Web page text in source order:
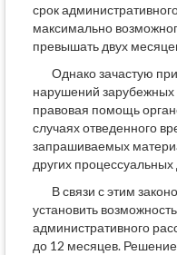
срок
максимально
превышать двух
Однако зачастую
нарушений
правовая помощь
случаях отведенного
запрашиваемых
других процессуальных
В связи с этим
установить
административного
до 12 месяцев.